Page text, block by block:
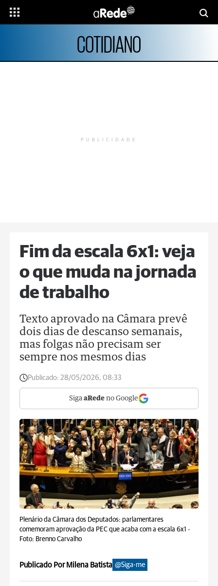
COTIDIANO
PUBLICIDADE
Fim da escala 6x1: veja
o que muda na jornada
de trabalho
Texto aprovado na Câmara prevê
dois dias de descanso semanais,
mas folgas não precisam ser
sempre nos mesmos dias
Publicado: 28/05/2026, 08:33
Siga aRede no Google
Plenário da Câmara dos Deputados: parlamentares
comemoram aprovação da PEC que acaba com a escala 6x1 -
Foto: Brenno Carvalho
Publicado Por Milena Batista @Siga-me